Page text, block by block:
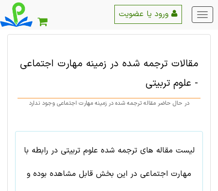
منو
اصلی
مقالات ترجمه شده در زمینه مهارت اجتماعی
- علوم تربيتی
در حال حاضر مقاله ترجمه شده در زمینه مهارت اجتماعی وجود ندارد
لیست مقاله های ترجمه شده علوم تربيتی در رابطه با
مهارت اجتماعی در این بخش قابل مشاهده بوده و